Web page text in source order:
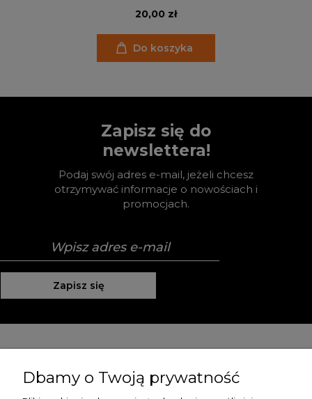
20,00 zł
Do koszyka
Zapisz się do
newslettera!
Podaj swój adres e-mail, jeżeli chcesz
otrzymywać informacje o nowościach i
promocjach.
Zapisz się
Moje konto
Dbamy o Twoją prywatność